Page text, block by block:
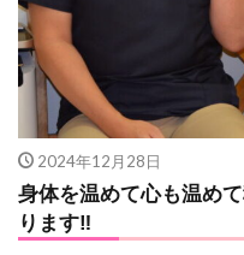
2024年12月28日
身体を温めて心も温め
ります‼